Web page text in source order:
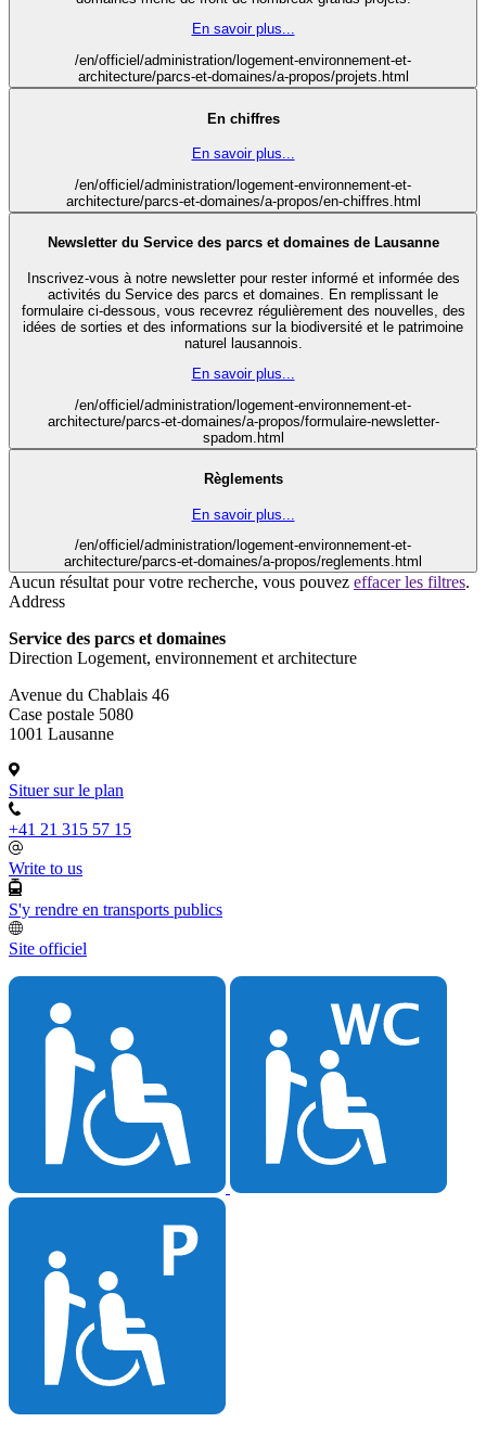
En savoir plus...
/en/officiel/administration/logement-environnement-et-
architecture/parcs-et-domaines/a-propos/projets.html
En chiffres
En savoir plus...
/en/officiel/administration/logement-environnement-et-
architecture/parcs-et-domaines/a-propos/en-chiffres.html
Newsletter du Service des parcs et domaines de Lausanne
Inscrivez-vous à notre newsletter pour rester informé et informée des
activités du Service des parcs et domaines. En remplissant le
formulaire ci-dessous, vous recevrez régulièrement des nouvelles, des
idées de sorties et des informations sur la biodiversité et le patrimoine
naturel lausannois.
En savoir plus...
/en/officiel/administration/logement-environnement-et-
architecture/parcs-et-domaines/a-propos/formulaire-newsletter-
spadom.html
Règlements
En savoir plus...
/en/officiel/administration/logement-environnement-et-
architecture/parcs-et-domaines/a-propos/reglements.html
Aucun résultat pour votre recherche, vous pouvez effacer les filtres.
Address
Service des parcs et domaines
Direction Logement, environnement et architecture
Avenue du Chablais 46
Case postale 5080
1001 Lausanne
Situer sur le plan
+41 21 315 57 15
Write to us
S'y rendre en transports publics
Site officiel